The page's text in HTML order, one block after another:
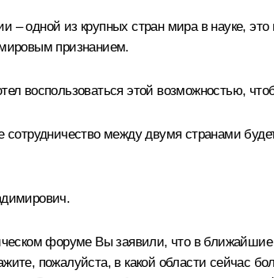
– одной из крупных стран мира в науке,
признанием.
воспользоваться этой возможностью,
между двумя странами
форуме Вы заявили, что в
пожалуйста, в какой области сейчас